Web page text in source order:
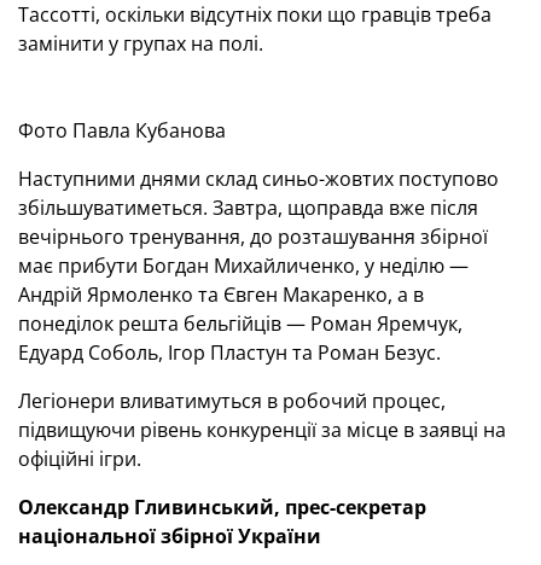
Тассотті, оскільки відсутніх поки що гравців треба
замінити у групах на полі.
Фото Павла Кубанова
Наступними днями склад синьо-жовтих поступово
збільшуватиметься. Завтра, щоправда вже після
вечірнього тренування, до розташування збірної
має прибути Богдан Михайличенко, у неділю —
Андрій Ярмоленко та Євген Макаренко, а в
понеділок решта бельгійців — Роман Яремчук,
Едуард Соболь, Ігор Пластун та Роман Безус.
Легіонери вливатимуться в робочий процес,
підвищуючи рівень конкуренції за місце в заявці на
офіційні ігри.
Олександр Гливинський, прес-секретар
національної збірної України